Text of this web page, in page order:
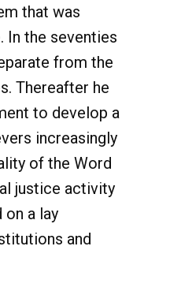
that was
In the seventies
from the
Thereafter he
to develop a
increasingly
of the Word
justice activity
a lay
and